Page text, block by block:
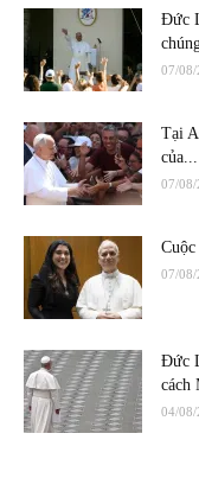
Đức
07/08/
Tại
của...
07/08/
07/08/
Đức
cách
04/08/